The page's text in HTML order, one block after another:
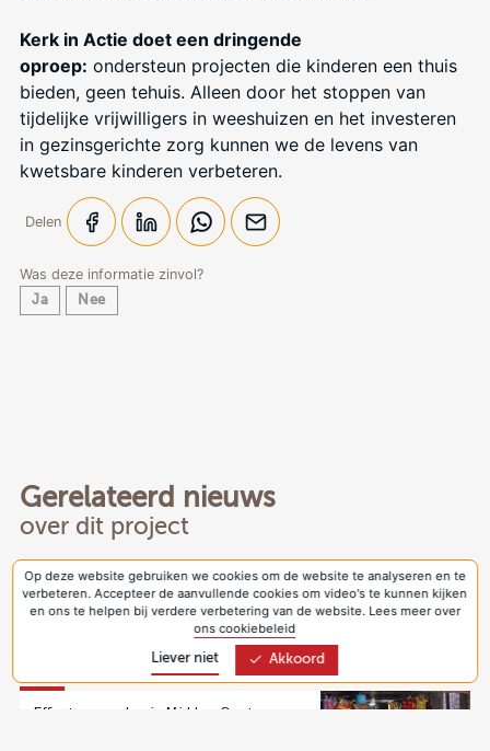
Op deze website gebruiken we cookies om de website te analyseren en te
verbeteren. Accepteer de aanvullende cookies om video's te kunnen kijken
en ons te helpen bij verdere verbetering van de website. Lees meer over
ons cookiebeleid
Liever niet Akkoord
Kerk in Actie doet een dringende
oproep: ondersteun projecten die kinderen een thuis
bieden, geen tehuis. Alleen door het stoppen van
tijdelijke vrijwilligers in weeshuizen en het investeren
in gezinsgerichte zorg kunnen we de levens van
kwetsbare kinderen verbeteren.
Delen
Was deze informatie zinvol?
Ja Nee
Gerelateerd nieuws
over dit project
Oorlog in Mozambique om grondstoffen
voor wereldmarkt
Effect van oorlog in Midden-Oosten voor